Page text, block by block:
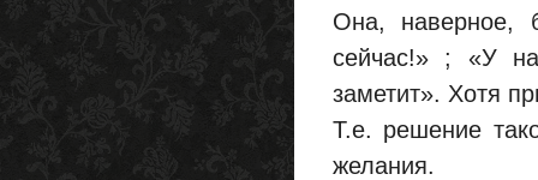
Она, наверное,
сейчас!» ; «У
заметит». Хотя
Т.е. решение
желания.